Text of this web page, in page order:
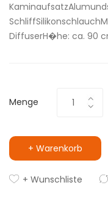
DiffuserH�he: ca. 90
Menge
+ Warenkorb
+ Wunschliste